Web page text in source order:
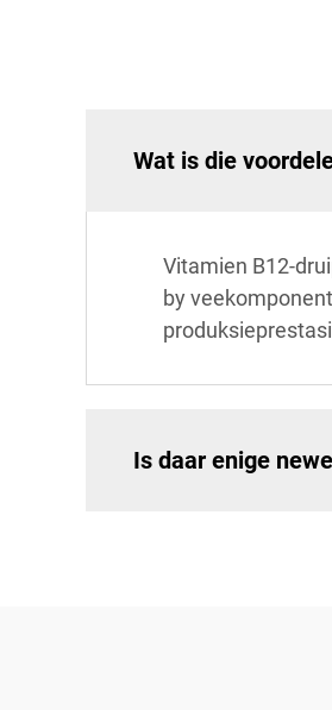
Wat is die
Vitamien B12-
by
Is daar enige